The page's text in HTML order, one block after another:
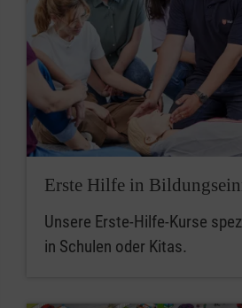
Erste Hilfe in
Unsere Erste-Hilfe-Kurse
in Schulen oder Kitas.